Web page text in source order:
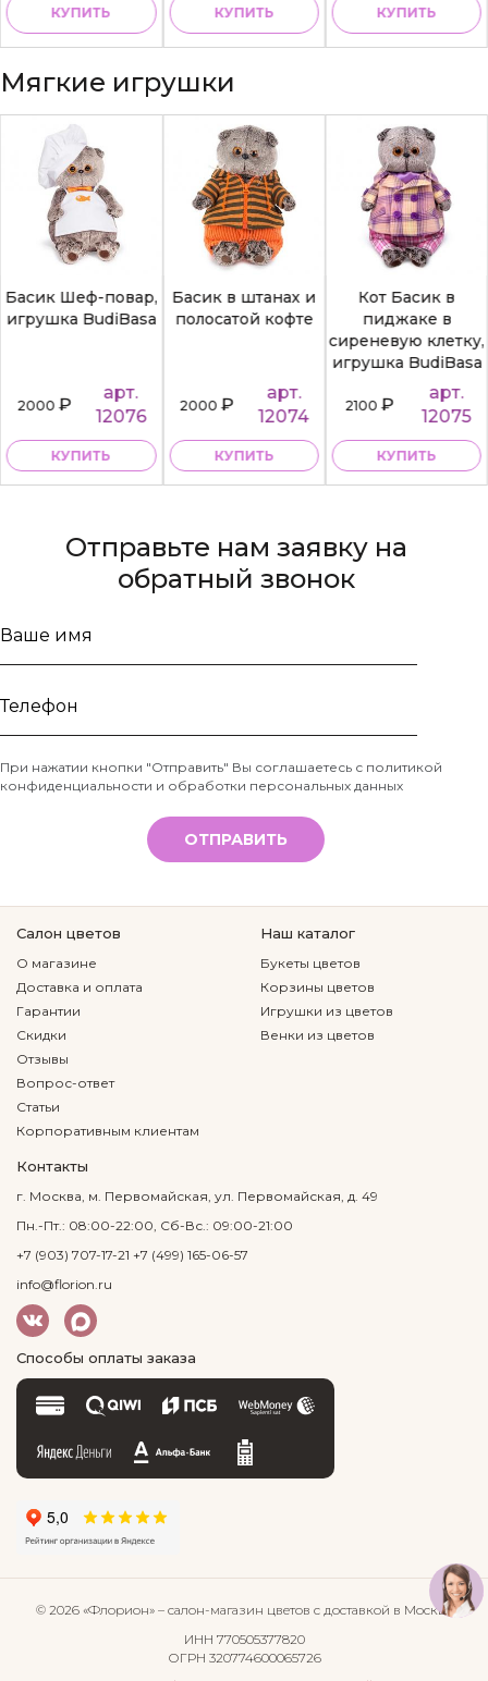
КУПИТЬ КУПИТЬ КУПИТЬ
Мягкие игрушки
Басик Шеф-повар,
игрушка BudiBasa
2000₽
арт.
12076
КУПИТЬ
Басик в штанах и
полосатой кофте
2000₽
арт.
12074
КУПИТЬ
Кот Басик в
пиджаке в
сиреневую клетку,
игрушка BudiBasa
2100₽
арт.
12075
КУПИТЬ
Отправьте нам заявку на
обратный звонок
Ваше
Телефон
*
При нажатии кнопки "Отправить" Вы соглашаетесь с политикой
конфиденциальности и обработки персональных данных
ОТПРАВИТЬ
Салон цветов
О магазине
Доставка и оплата
Гарантии
Скидки
Отзывы
Вопрос-ответ
Статьи
Корпоративным клиентам
Наш каталог
Букеты цветов
Корзины цветов
Игрушки из цветов
Венки из цветов
Контакты
г. Москва, м. Первомайская, ул. Первомайская, д. 49
Пн.-Пт.: 08:00-22:00, Сб-Вс.: 09:00-21:00
+7 (903) 707-17-21 +7 (499) 165-06-57
info@florion.ru
Способы оплаты заказа
© 2026 «Флорион» – салон-магазин цветов с доставкой в Москве
ИНН 770505377820
ОГРН 320774600065726